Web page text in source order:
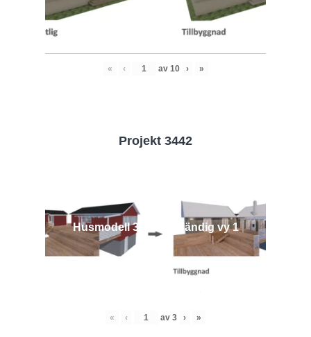
« ‹ av 10 › »
Projekt 3442
Husmodell 3442 - Utvändig vy 1
« ‹ av 3 › »